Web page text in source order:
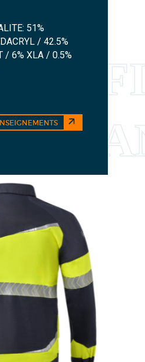
51%
/ 42.5%
/ 6% XLA / 0.5%